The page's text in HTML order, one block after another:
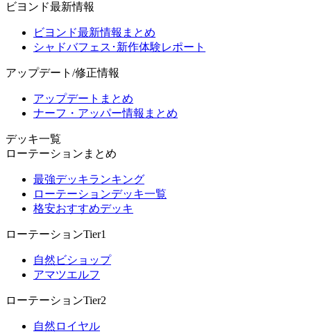
ビヨンド最新情報
ビヨンド最新情報まとめ
シャドバフェス･新作体験レポート
アップデート/修正情報
アップデートまとめ
ナーフ・アッパー情報まとめ
デッキ一覧
ローテーションまとめ
最強デッキランキング
ローテーションデッキ一覧
格安おすすめデッキ
ローテーションTier1
自然ビショップ
アマツエルフ
ローテーションTier2
自然ロイヤル